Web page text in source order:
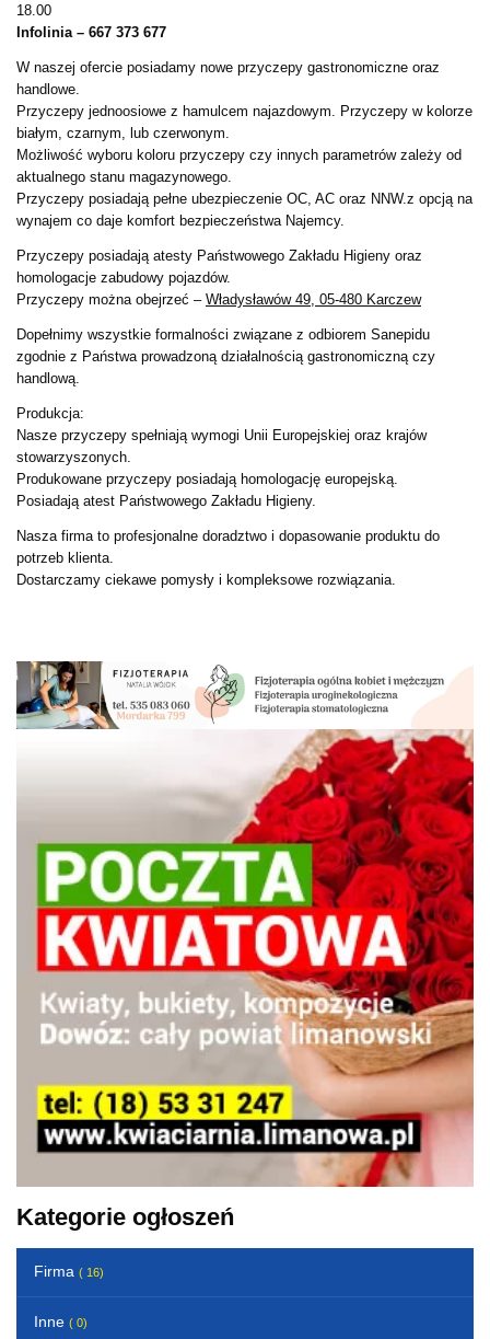
18.00
Infolinia – 667 373 677
W naszej ofercie posiadamy nowe przyczepy gastronomiczne oraz
handlowe.
Przyczepy jednoosiowe z hamulcem najazdowym. Przyczepy w kolorze
białym, czarnym, lub czerwonym.
Możliwość wyboru koloru przyczepy czy innych parametrów zależy od
aktualnego stanu magazynowego.
Przyczepy posiadają pełne ubezpieczenie OC, AC oraz NNW.z opcją na
wynajem co daje komfort bezpieczeństwa Najemcy.
Przyczepy posiadają atesty Państwowego Zakładu Higieny oraz
homologacje zabudowy pojazdów.
Przyczepy można obejrzeć – Władysławów 49, 05-480 Karczew
Dopełnimy wszystkie formalności związane z odbiorem Sanepidu
zgodnie z Państwa prowadzoną działalnością gastronomiczną czy
handlową.
Produkcja:
Nasze przyczepy spełniają wymogi Unii Europejskiej oraz krajów
stowarzyszonych.
Produkowane przyczepy posiadają homologację europejską.
Posiadają atest Państwowego Zakładu Higieny.
Nasza firma to profesjonalne doradztwo i dopasowanie produktu do
potrzeb klienta.
Dostarczamy ciekawe pomysły i kompleksowe rozwiązania.
Kategorie ogłoszeń
Firma ( 16)
Inne ( 0)